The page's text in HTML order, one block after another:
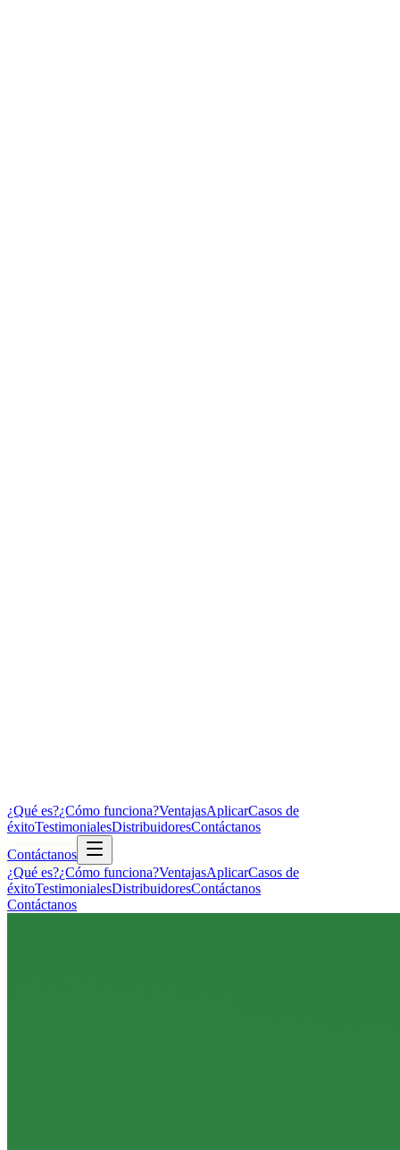
¿Qué es?¿Cómo funciona?VentajasAplicarCasos de
éxitoTestimonialesDistribuidoresContáctanos
Contáctanos
¿Qué es?¿Cómo funciona?VentajasAplicarCasos de
éxitoTestimonialesDistribuidoresContáctanos
Contáctanos